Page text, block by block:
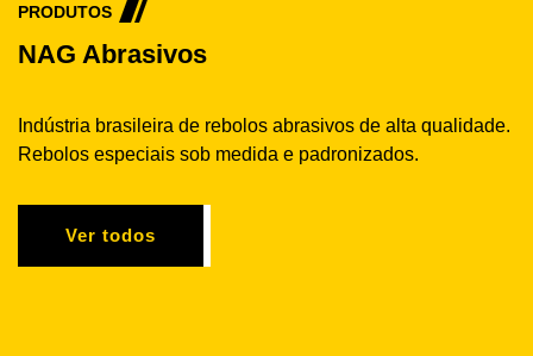
PRODUTOS
NAG Abrasivos
Indústria brasileira de rebolos abrasivos de alta qualidade.
Rebolos especiais sob medida e padronizados.
Ver todos